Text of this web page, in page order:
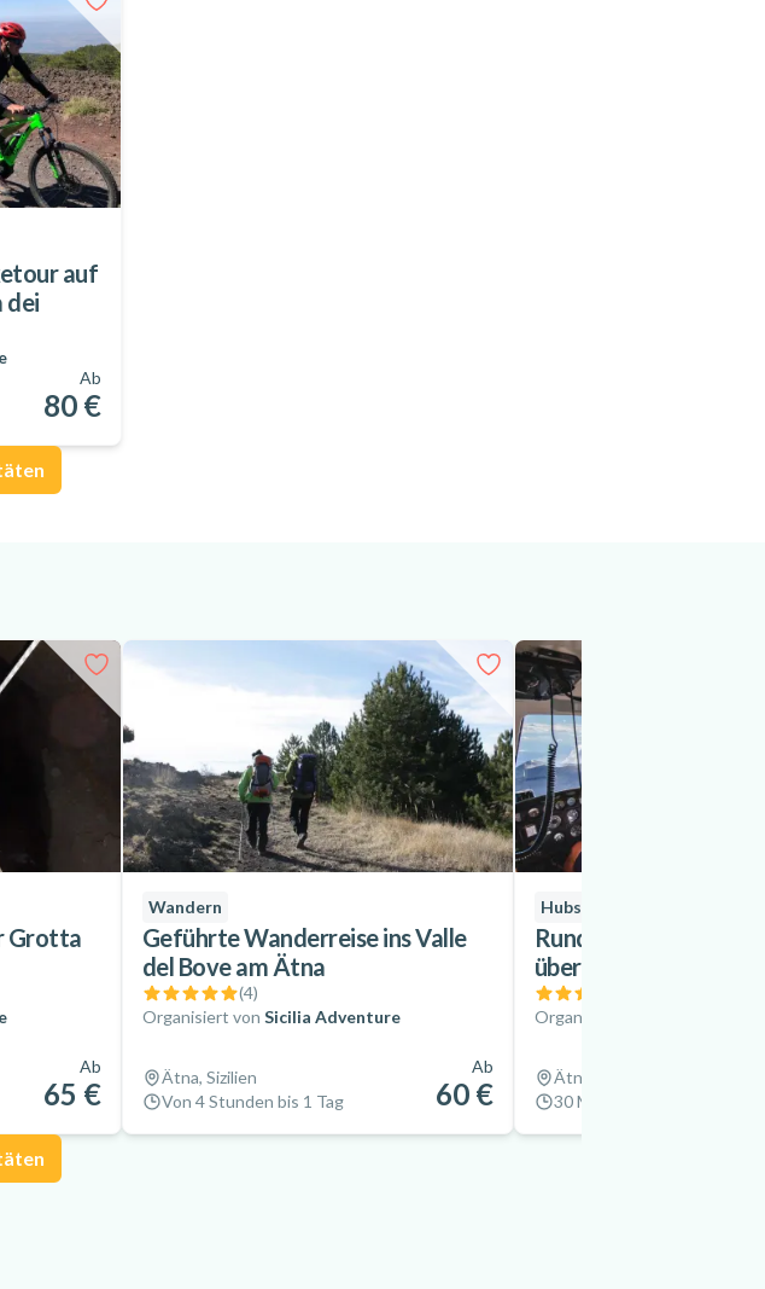
auf
dei
Ab
80 €
Grotta
Ab
65 €
Wandern
Geführte Wanderreise ins Valle
del Bove am Ätna
(4)
Organisiert von Sicilia Adventure
Ätna, Sizilien
Von 4 Stunden bis 1 Tag
Ab
60 €
Hubschrauber
Rundflug mit dem
über den Ätna, Sizilien
Organisiert von
Ätna, Sizilien
30 Minuten